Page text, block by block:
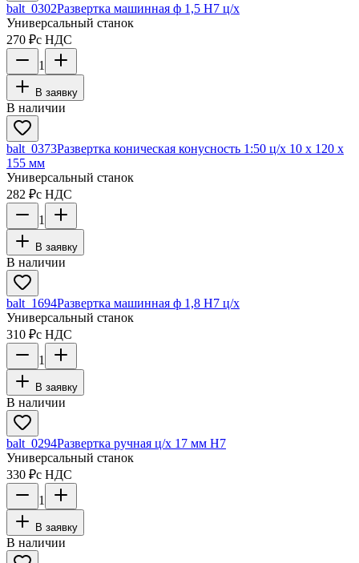
balt_0302Развертка машинная ф 1,5 Н7 ц/х
Универсальный станок
270 ₽с НДС
1
В заявку
В наличии
balt_0373Развертка коническая конусность 1:50 ц/х 10 х 120 х
155 мм
Универсальный станок
282 ₽с НДС
1
В заявку
В наличии
balt_1694Развертка машинная ф 1,8 Н7 ц/х
Универсальный станок
310 ₽с НДС
1
В заявку
В наличии
balt_0294Развертка ручная ц/х 17 мм Н7
Универсальный станок
330 ₽с НДС
1
В заявку
В наличии